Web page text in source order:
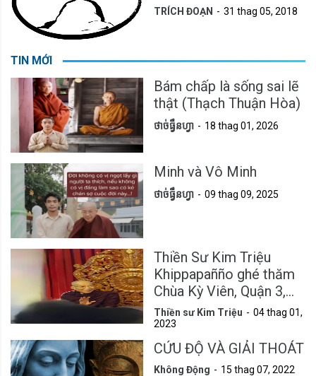
TRÍCH ĐOẠN 31 thag 05, 2018
TIN MỚI
Bám chấp là sống sai lẽ
thật (Thạch Thuận Hòa)
ថាច់ធ្វឹនហ្វា 18 thag 01, 2026
Minh và Vô Minh
ថាច់ធ្វឹនហ្វា 09 thag 09, 2025
Thiền Sư Kim Triệu
Khippapañño ghé thăm
Chùa Kỳ Viên, Quận 3,
Tp.HCM
Thiền sư Kim Triệu
04 thag 01,
2023
CỨU ĐỘ VÀ GIẢI THOÁT
Không Động 15 thag 07, 2022